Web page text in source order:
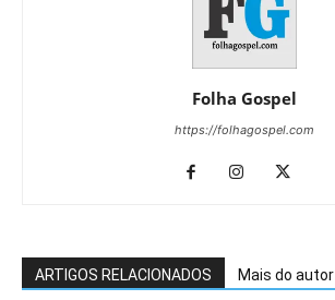
Folha Gospel
https://folhagospel.com
ARTIGOS RELACIONADOS Mais do autor